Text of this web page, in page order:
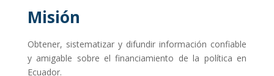
Misión
Obtener, sistematizar y difundir información confiable
y amigable sobre el financiamiento de la política en
Ecuador.